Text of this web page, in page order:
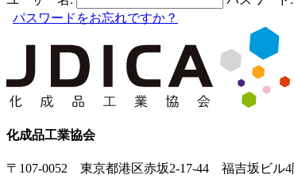
パスワードをお忘れですか？
化成品工業協会
〒107-0052 東京都港区赤坂2-17-44 福吉坂ビル4